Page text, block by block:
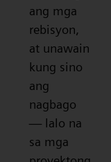
ang mga
rebisyon,
at unawain
kung sino
ang
nagbago
— lalo na
sa mga